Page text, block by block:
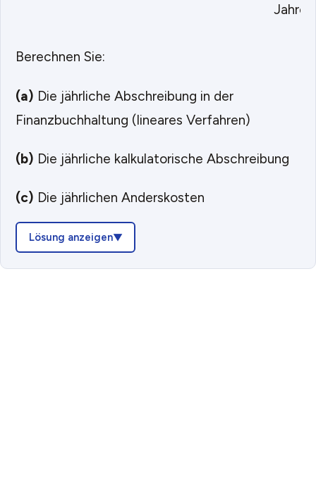
Jahre
Berechnen Sie:
(a) Die jährliche Abschreibung in der
Finanzbuchhaltung (lineares Verfahren)
(b) Die jährliche kalkulatorische Abschreibung
(c) Die jährlichen Anderskosten
Lösung anzeigen